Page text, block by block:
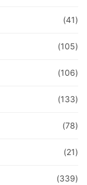
(41)
(105)
(106)
(133)
(78)
(21)
(339)